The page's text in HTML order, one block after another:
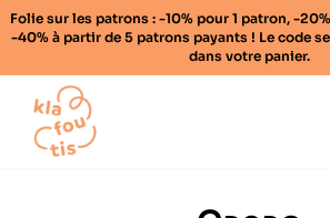
Folie sur les patrons : -10% pour 1 patron, -
-40% à partir de 5 patrons payants ! Le code
dans votre panier.
Home